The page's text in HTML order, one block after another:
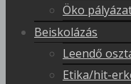
Öko
Beiskolázás
Leendő
Etika/hit-